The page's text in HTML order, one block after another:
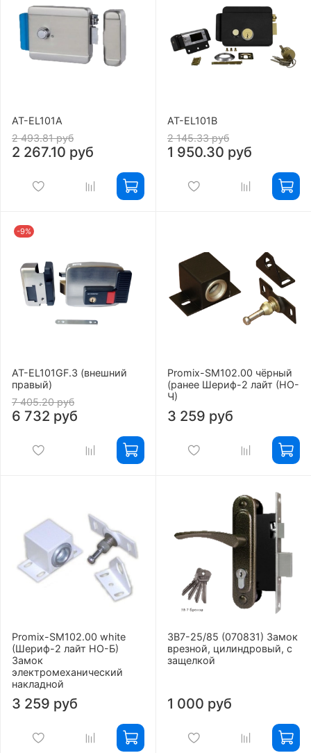
AT-EL101A
2 493.81 руб
2 267.10 руб
AT-EL101B
2 145.33 руб
1 950.30 руб
-9%
AT-EL101GF.3 (внешний
правый)
7 405.20 руб
6 732 руб
Promix-SM102.00 чёрный
(ранее Шериф-2 лайт (НО-
Ч)
3 259 руб
Promix-SM102.00 white
(Шериф-2 лайт НО-Б)
Замок
электромеханический
накладной
3 259 руб
ЗВ7-25/85 (070831) Замок
врезной, цилиндровый, с
защелкой
1 000 руб